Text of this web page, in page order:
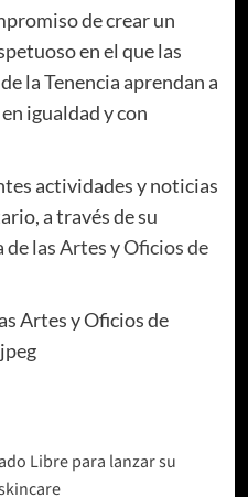
de crear un
en el que las
la Tenencia aprendan a
igualdad y con
actividades y noticias
a través de su
de las Artes y Oficios de
Libre para lanzar su